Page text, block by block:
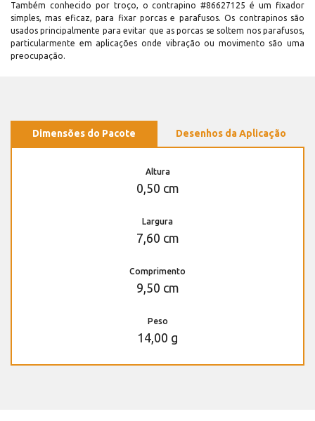
Também conhecido por troço, o contrapino #86627125 é um fixador
simples, mas eficaz, para fixar porcas e parafusos. Os contrapinos são
usados principalmente para evitar que as porcas se soltem nos parafusos,
particularmente em aplicações onde vibração ou movimento são uma
preocupação.
Dimensões do Pacote Desenhos da Aplicação
Altura
0,50 cm
Largura
7,60 cm
Comprimento
9,50 cm
Peso
14,00 g